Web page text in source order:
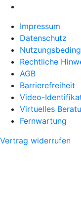
Impressum
Datenschutz
Rechtliche
AGB
Barrierefreiheit
Video-
Virtuelles
Fernwartung
Vertrag widerrufen